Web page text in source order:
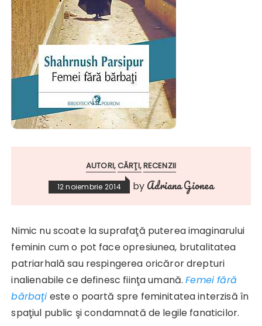
AUTORI CĂRŢI RECENZII
12 noiembrie 2014 by Adriana Gionea
Nimic nu scoate la suprafaţă puterea imaginarului
feminin cum o pot face opresiunea, brutalitatea
patriarhală sau respingerea oricăror drepturi
inalienabile ce definesc fiinţa umană.Femei fără
bărbaţi este o poartă spre feminitatea interzisă în
spaţiul public şi condamnată de legile fanaticilor.